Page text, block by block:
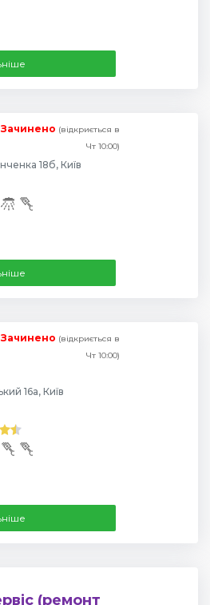
Зачинено (відкриється в
Чт 10:00)
18б, Київ
Зачинено (відкриється в
Чт 10:00)
16а, Київ
(ремонт